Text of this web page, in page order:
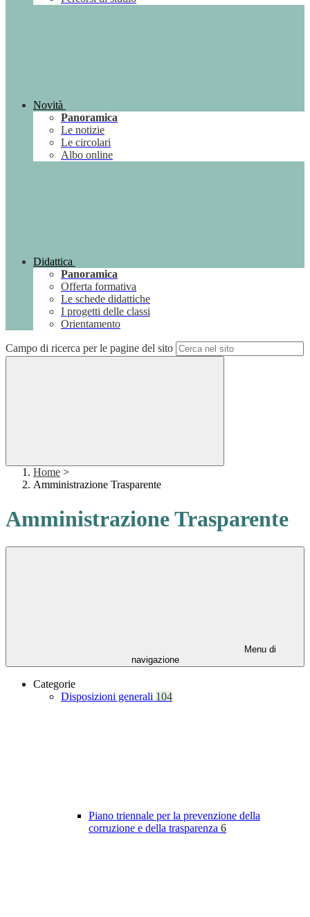
Novità
Panoramica
Le notizie
Le circolari
Albo online
Didattica
Panoramica
Offerta formativa
Le schede didattiche
I progetti delle classi
Orientamento
Campo di ricerca per le pagine del sito
Home >
Amministrazione Trasparente
Amministrazione Trasparente
Menu di
navigazione
Categorie
Disposizioni generali 104
Piano triennale per la prevenzione della
corruzione e della trasparenza 6